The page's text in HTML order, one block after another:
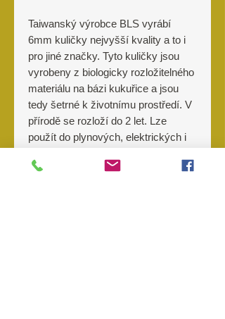
Taiwanský výrobce BLS vyrábí
6mm kuličky nejvyšší kvality a to i
pro jiné značky. Tyto kuličky jsou
vyrobeny z biologicky rozložitelného
materiálu na bázi kukuřice a jsou
tedy šetrné k životnímu prostředí. V
přírodě se rozloží do 2 let. Lze
použít do plynových, elektrických i
zbraní vybavených přesnými